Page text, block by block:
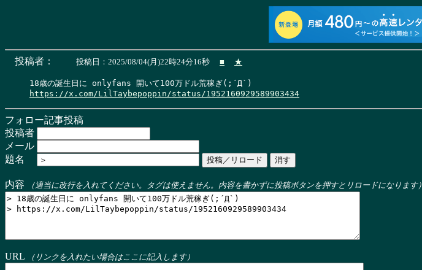
投稿者： 投稿日：2025/08/04(月)22時24分16秒 ■ ★
https://x.com/LilTaybepoppin/status/1952160929589903434
フォロー記事投稿
投稿者
メール
題名
内容 （適当に改行を入れてください。タグは使えません。内容を書かずに投稿ボタンを押すとリロードになります）
URL （リンクを入れたい場合はここに記入します）